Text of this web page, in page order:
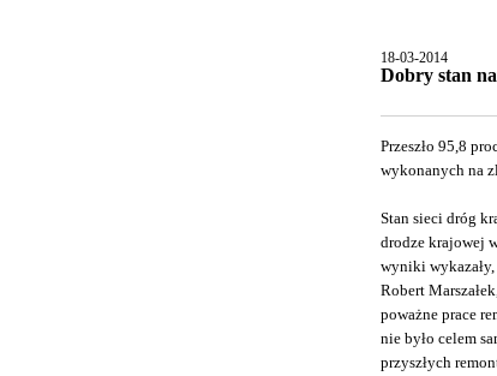
18-03-2014
Dobry stan
Przeszło 95,8
wykonanych na
Stan sieci dróg
drodze krajowej
wyniki
Robert
poważne prace
nie było celem
przyszłych